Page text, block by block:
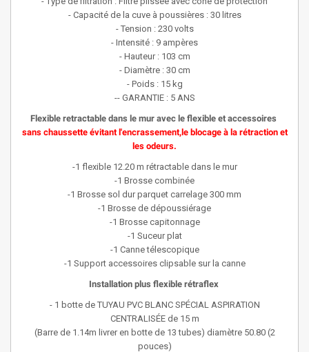
- Capacité de la cuve à poussières : 30 litres
- Tension : 230 volts
- Intensité : 9 ampères
- Hauteur : 103 cm
- Diamètre : 30 cm
- Poids : 15 kg
-- GARANTIE : 5 ANS
Flexible retractable dans le mur avec le flexible et accessoires
sans chaussette évitant l'encrassement,le blocage à la rétraction et
les odeurs.
-1 flexible 12.20 m rétractable dans le mur
-1 Brosse combinée
-1 Brosse sol dur parquet carrelage 300 mm
-1 Brosse de dépoussiérage
-1 Brosse capitonnage
-1 Suceur plat
-1 Canne télescopique
-1 Support accessoires clipsable sur la canne
Installation plus flexible rétraflex
- 1 botte de TUYAU PVC BLANC SPÉCIAL ASPIRATION
CENTRALISÉE de 15 m
(Barre de 1.14m livrer en botte de 13 tubes) diamètre 50.80 (2
pouces)